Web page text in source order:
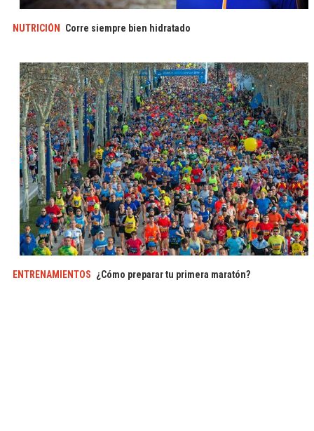
NUTRICIÓN Corre siempre bien hidratado
ENTRENAMIENTOS ¿Cómo preparar tu primera maratón?